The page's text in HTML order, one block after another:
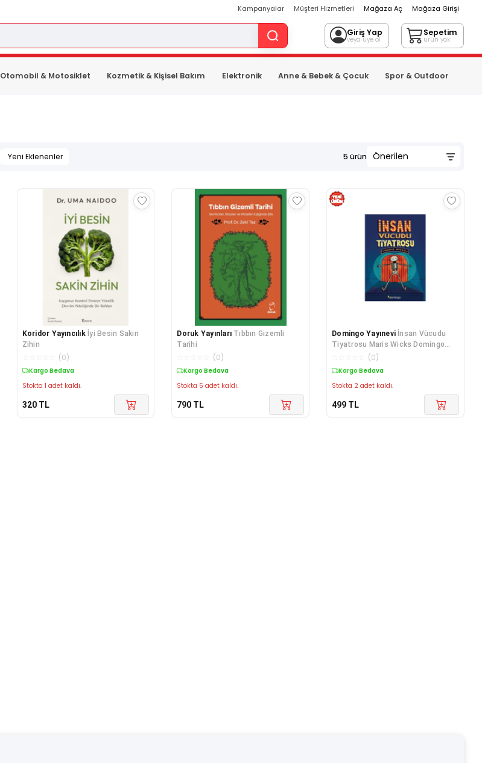
Kampanyalar Müşteri Hizmetleri Mağaza Aç Mağaza Girişi
Giriş Yap
veya üye ol
Sepetim
ürün yok
Otomobil & Motosiklet Kozmetik & Kişisel Bakım Elektronik Anne & Bebek & Çocuk Spor & Outdoor
Yeni Eklenenler 5 ürün
Koridor Yayıncılık İyi Besin Sakin
Zihin
(0)
Kargo Bedava
Stokta 1 adet kaldı.
320 TL
Doruk Yayınları Tıbbın Gizemli
Tarihi
(0)
Kargo Bedava
Stokta 5 adet kaldı.
790 TL
Domingo Yayınevi İnsan Vücudu
Tiyatrosu Maris Wicks Domingo
(0)
Kargo Bedava
Stokta 2 adet kaldı.
499 TL